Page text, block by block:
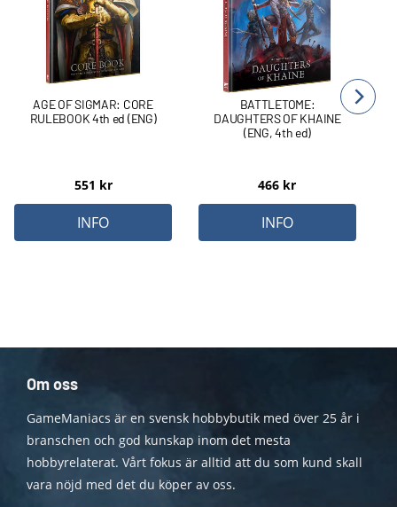
AGE OF SIGMAR: CORE
RULEBOOK 4th ed (ENG)
551 kr
INFO
BATTLETOME:
DAUGHTERS OF KHAINE
(ENG, 4th ed)
466 kr
INFO
Om oss
GameManiacs är en svensk hobbybutik med över 25 år i
branschen och god kunskap inom det mesta
hobbyrelaterat. Vårt fokus är alltid att du som kund skall
vara nöjd med det du köper av oss.